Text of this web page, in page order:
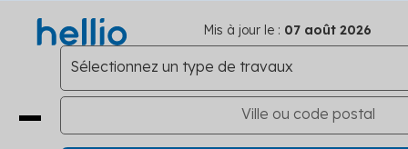
Mis à jour le : 07 août 2026